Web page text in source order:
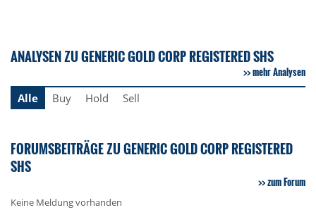
ANALYSEN ZU GENERIC GOLD CORP REGISTERED SHS
mehr Analysen
Alle
Buy Hold Sell
FORUMSBEITRÄGE ZU GENERIC GOLD CORP REGISTERED
SHS
zum Forum
Keine Meldung vorhanden